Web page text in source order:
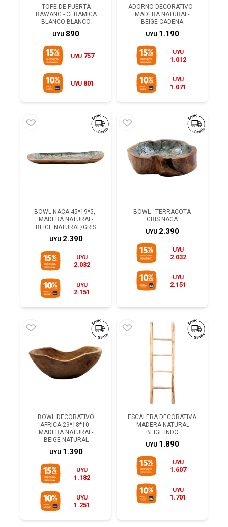
TOPE DE PUERTA
BAWANG - CERAMICA
BLANCO BLANCO
UYU 890
UYU 757
UYU 801
ADORNO DECORATIVO -
MADERA NATURAL-
BEIGE CADENA
UYU 1.190
UYU
1.012
UYU
1.071
BOWL NACA 45*19*5, -
MADERA NATURAL-
BEIGE NATURAL/GRIS
UYU 2.390
UYU
2.032
UYU
2.151
BOWL - TERRACOTA
GRIS NACA
UYU 2.390
UYU
2.032
UYU
2.151
BOWL DECORATIVO
AFRICA 29*18*10 -
MADERA NATURAL-
BEIGE NATURAL
UYU 1.390
UYU
1.182
UYU
1.251
ESCALERA DECORATIVA
- MADERA NATURAL-
BEIGE INDO
UYU 1.890
UYU
1.607
UYU
1.701